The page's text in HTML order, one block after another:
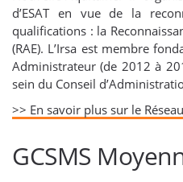
d’ESAT en vue de la
qualifications : la
(RAE). L’Irsa est membre
Administrateur (de 2012 à
sein du Conseil
>> En savoir plus sur le
GCSMS